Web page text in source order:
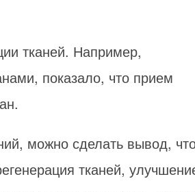
тканей. Например,
показало, что прием
можно сделать вывод,
тканей,